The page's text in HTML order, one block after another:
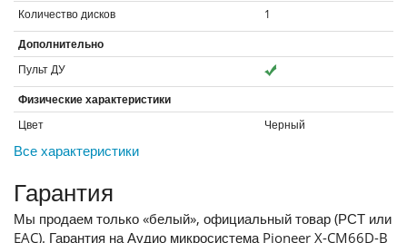
Количество дисков
1
Дополнительно
Пульт ДУ
Физические характеристики
Цвет
Черный
Все характеристики
Гарантия
Мы продаем только «белый», официальный товар (РСТ или
EAC). Гарантия на Аудио микросистема Pioneer X-CM66D-B